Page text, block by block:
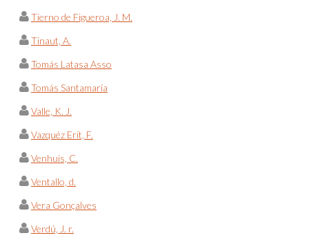
Tierno de Figueroa, J. M.
Tinaut, A.
Tomás Latasa Asso
Tomás Santamaría
Valle, K. J.
Vazquéz Erit, F.
Venhuis, C.
Ventallo, d.
Vera Gonçalves
Verdú, J. r.